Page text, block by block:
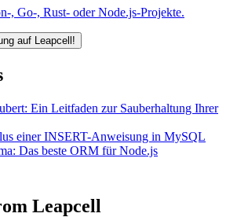
, Go-, Rust- oder Node.js-Projekte.
auf Leapcell!
Ein Leitfaden zur Sauberhaltung Ihrer
einer INSERT-Anweisung in MySQL
Das beste ORM für Node.js
Leapcell